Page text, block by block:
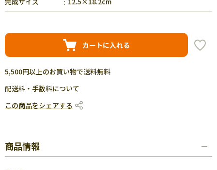
カートに入れる
5,500円以上のお買い物で送料無料
配送料・手数料について
この商品をシェアする
商品情報